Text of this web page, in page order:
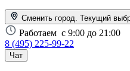
Сменить город. Текущий
Работаем с 9:00 до 21:00
8 (495) 225-99-22
Чат